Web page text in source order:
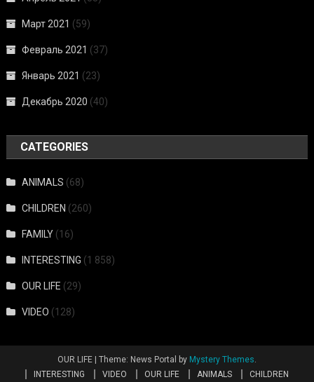
Март 2021 (59)
Февраль 2021 (37)
Январь 2021 (23)
Декабрь 2020 (40)
CATEGORIES
ANIMALS (68)
CHILDREN (260)
FAMILY (16)
INTERESTING (1 858)
OUR LIFE (29)
VIDEO (128)
OUR LIFE Theme: News Portal by Mystery Themes.
INTERESTING
VIDEO OUR LIFE ANIMALS CHILDREN